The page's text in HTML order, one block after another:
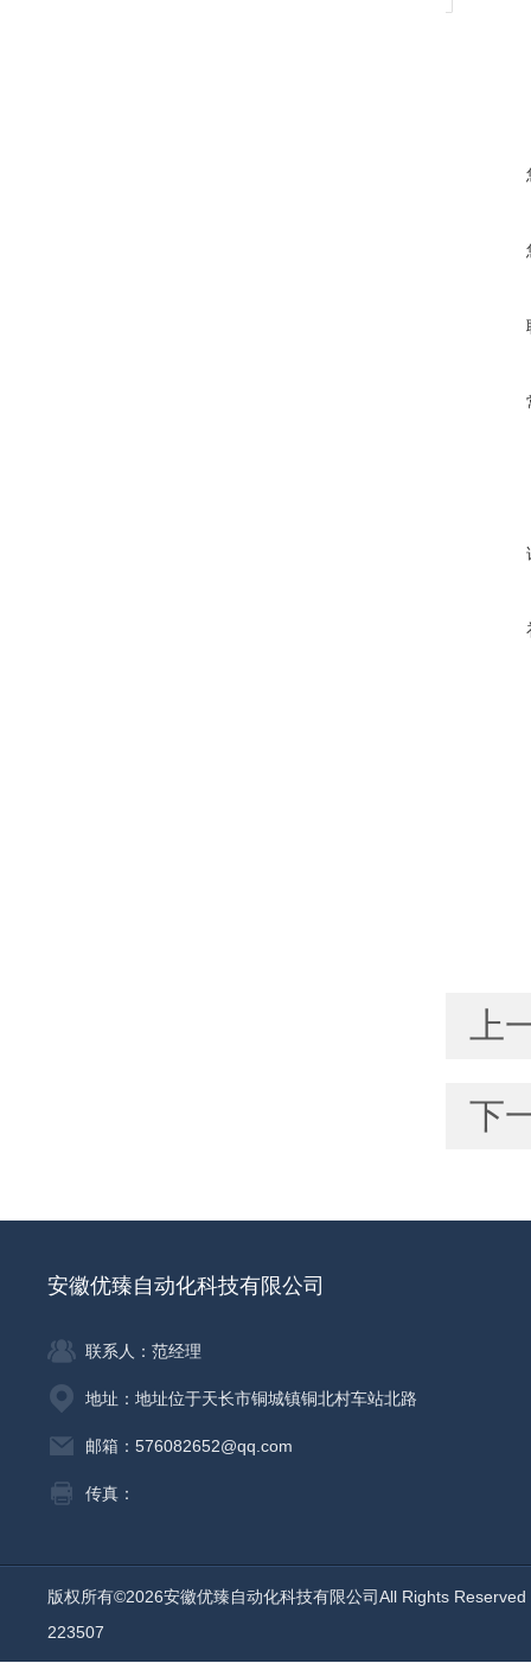
上
下
安徽优臻自动化科技有限公司
联系人：范经理
地址：地址位于天长市铜城镇铜北村车站北路
邮箱：576082652@qq.com
传真：
版权所有©2026安徽优臻自动化科技有限公司All Rights
223507